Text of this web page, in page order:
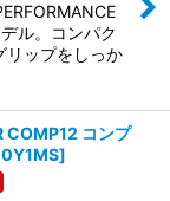
ル。コンパク
リップをしっか
COMP12 コンプ
]